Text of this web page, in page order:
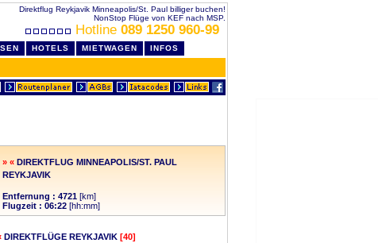
Direktflug Reykjavik Minneapolis/St. Paul billiger buchen!
NonStop Flüge von KEF nach MSP.
Hotline 089 1250 960-99
HOTELS MIETWAGEN INFOS
» « DIREKTFLUG MINNEAPOLIS/ST. PAUL
REYKJAVIK
Entfernung : 4721 [km]
Flugzeit : 06:22 [hh:mm]
DIREKTFLÜGE REYKJAVIK [40]